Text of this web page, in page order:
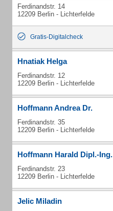
Ferdinandstr. 14
12209 Berlin - Lichterfelde
Gratis-Digitalcheck
Hnatiak Helga
Ferdinandstr. 12
12209 Berlin - Lichterfelde
Hoffmann Andrea Dr.
Ferdinandstr. 35
12209 Berlin - Lichterfelde
Hoffmann Harald Dipl.-Ing.
Ferdinandstr. 23
12209 Berlin - Lichterfelde
Jelic Miladin